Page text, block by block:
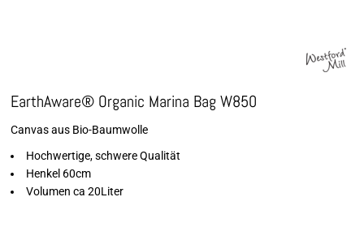
EarthAware® Organic Marina Bag W850
Canvas aus Bio-Baumwolle
Hochwertige, schwere Qualität
Henkel 60cm
Volumen ca 20Liter